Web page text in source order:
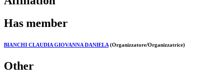
Has member
BIANCHI CLAUDIA GIOVANNA DANIELA (Organizzatore/Organizzatrice)
Other